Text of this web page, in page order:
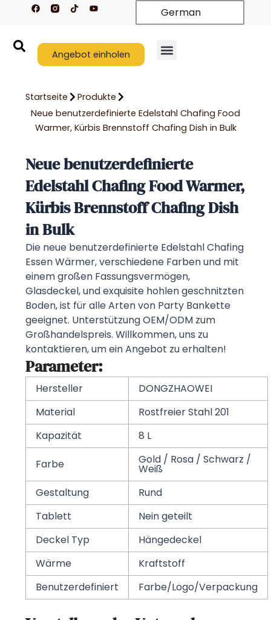
F
a
o
k
T
i
k
Y
o
b
e
German
Angebot einholen
Startseite
Produkte
Neue benutzerdefinierte Edelstahl Chafing Food
Warmer, Kürbis Brennstoff Chafing Dish in Bulk
Neue benutzerdefinierte
Edelstahl Chafing Food Warmer,
Kürbis Brennstoff Chafing Dish
in Bulk
Die neue benutzerdefinierte Edelstahl Chafing
Essen Wärmer, verschiedene Farben und mit
einem großen Fassungsvermögen,
Glasdeckel, und exquisite hohlen geschnitzten
Boden, ist für alle Arten von Party Bankette
geeignet. Unterstützung OEM/ODM zum
Großhandelspreis. Willkommen, uns zu
kontaktieren, um ein Angebot zu erhalten!
Parameter:
Hersteller
DONGZHAOWEI
Material
Rostfreier Stahl 201
Kapazität
8 L
Farbe Gold / Rosa / Schwarz /
Weiß
Gestaltung
Rund
Tablett
Nein geteilt
Deckel Typ
Hängedeckel
Wärme
Kraftstoff
Benutzerdefiniert
Farbe/Logo/Verpackung